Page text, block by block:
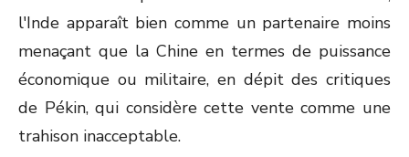
l'Inde apparaît bien comme un partenaire moins
menaçant que la Chine en termes de puissance
économique ou militaire, en dépit des critiques
de Pékin, qui considère cette vente comme une
trahison inacceptable.